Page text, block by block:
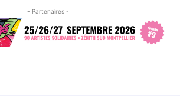
- Partenaires -